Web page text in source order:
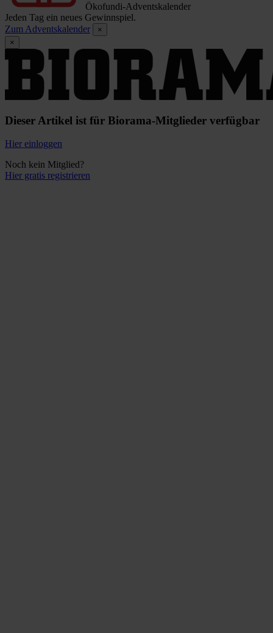
Ökofundi-Adventskalender
Jeden Tag ein neues Gewinnspiel.
Zum Adventskalender
×
×
Dieser Artikel ist für Biorama-Mitglieder verfügbar
Hier einloggen
Noch kein Mitglied?
Hier gratis registrieren